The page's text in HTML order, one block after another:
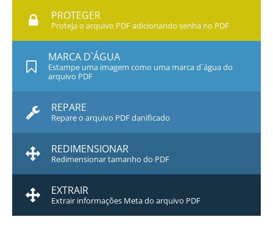
PROTEGER
Proteja o arquivo PDF adicionando senha no PDF
MARCA D`ÁGUA
Estampe uma imagem como uma marca d`água do
arquivo PDF
REPARE
Repare o arquivo PDF danificado
REDIMENSIONAR
Redimensionar tamanho do PDF
EXTRAIR
Extrair informações Meta do arquivo PDF